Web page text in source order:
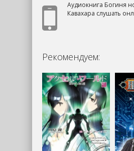
Аудиокнига Богиня
Кавахара слушать
Рекомендуем: